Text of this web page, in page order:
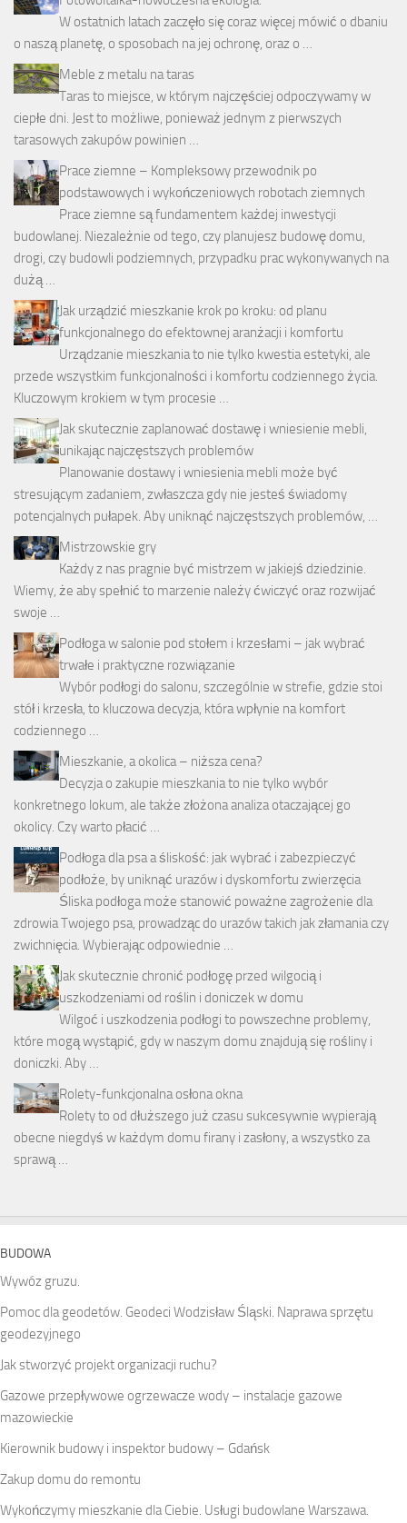
W ostatnich latach zaczęło się coraz więcej mówić o dbaniu
o naszą planetę, o sposobach na jej ochronę, oraz o …
Meble z metalu na taras
Taras to miejsce, w którym najczęściej odpoczywamy w
ciepłe dni. Jest to możliwe, ponieważ jednym z pierwszych
tarasowych zakupów powinien …
Prace ziemne – Kompleksowy przewodnik po
podstawowych i wykończeniowych robotach ziemnych
Prace ziemne są fundamentem każdej inwestycji
budowlanej. Niezależnie od tego, czy planujesz budowę domu,
drogi, czy budowli podziemnych, przypadku prac wykonywanych na
dużą …
Jak urządzić mieszkanie krok po kroku: od planu
funkcjonalnego do efektownej aranżacji i komfortu
Urządzanie mieszkania to nie tylko kwestia estetyki, ale
przede wszystkim funkcjonalności i komfortu codziennego życia.
Kluczowym krokiem w tym procesie …
Jak skutecznie zaplanować dostawę i wniesienie mebli,
unikając najczęstszych problemów
Planowanie dostawy i wniesienia mebli może być
stresującym zadaniem, zwłaszcza gdy nie jesteś świadomy
potencjalnych pułapek. Aby uniknąć najczęstszych problemów, …
Mistrzowskie gry
Każdy z nas pragnie być mistrzem w jakiejś dziedzinie.
Wiemy, że aby spełnić to marzenie należy ćwiczyć oraz rozwijać
swoje …
Podłoga w salonie pod stołem i krzesłami – jak wybrać
trwałe i praktyczne rozwiązanie
Wybór podłogi do salonu, szczególnie w strefie, gdzie stoi
stół i krzesła, to kluczowa decyzja, która wpłynie na komfort
codziennego …
Mieszkanie, a okolica – niższa cena?
Decyzja o zakupie mieszkania to nie tylko wybór
konkretnego lokum, ale także złożona analiza otaczającej go
okolicy. Czy warto płacić …
Podłoga dla psa a śliskość: jak wybrać i zabezpieczyć
podłoże, by uniknąć urazów i dyskomfortu zwierzęcia
Śliska podłoga może stanowić poważne zagrożenie dla
zdrowia Twojego psa, prowadząc do urazów takich jak złamania czy
zwichnięcia. Wybierając odpowiednie …
Jak skutecznie chronić podłogę przed wilgocią i
uszkodzeniami od roślin i doniczek w domu
Wilgoć i uszkodzenia podłogi to powszechne problemy,
które mogą wystąpić, gdy w naszym domu znajdują się rośliny i
doniczki. Aby …
Rolety-funkcjonalna osłona okna
Rolety to od dłuższego już czasu sukcesywnie wypierają
obecne niegdyś w każdym domu firany i zasłony, a wszystko za
sprawą …
BUDOWA
Wywóz gruzu.
Pomoc dla geodetów. Geodeci Wodzisław Śląski. Naprawa sprzętu
geodezyjnego
Jak stworzyć projekt organizacji ruchu?
Gazowe przepływowe ogrzewacze wody – instalacje gazowe
mazowieckie
Kierownik budowy i inspektor budowy – Gdańsk
Zakup domu do remontu
Wykończymy mieszkanie dla Ciebie. Usługi budowlane Warszawa.